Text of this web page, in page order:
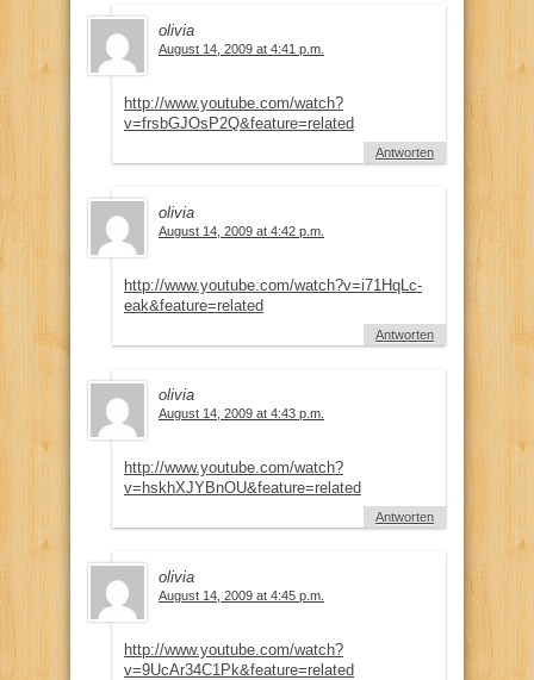
olivia
August 14, 2009 at 4:41 p.m.
http://www.youtube.com/watch?
v=frsbGJOsP2Q&feature=related
Antworten
olivia
August 14, 2009 at 4:42 p.m.
http://www.youtube.com/watch?v=i71HqLc-
eak&feature=related
Antworten
olivia
August 14, 2009 at 4:43 p.m.
http://www.youtube.com/watch?
v=hskhXJYBnOU&feature=related
Antworten
olivia
August 14, 2009 at 4:45 p.m.
http://www.youtube.com/watch?
v=9UcAr34C1Pk&feature=related